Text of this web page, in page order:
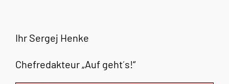
Ihr Sergej Henke
Chefredakteur „Auf geht´s!“